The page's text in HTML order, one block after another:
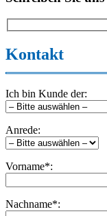
Kontakt
Ich bin Kunde der:
Anrede:
Vorname*:
Nachname*: